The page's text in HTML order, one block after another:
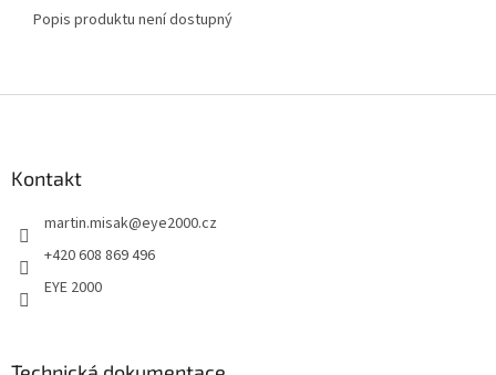
Popis produktu není dostupný
Kontakt
martin.misak@eye2000.cz
+420 608 869 496
EYE 2000